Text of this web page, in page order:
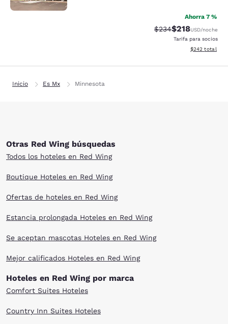
Ahorra 7 %
Precio tachado:
$234Precio con
$218USD/noche
Tarifa para socios
Ver detalles
$242 total
Inicio Es Mx Minnesota
Otras Red Wing búsquedas
Todos los hoteles en Red Wing
Boutique Hoteles en Red Wing
Ofertas de hoteles en Red Wing
Estancia prolongada Hoteles en Red Wing
Se aceptan mascotas Hoteles en Red Wing
Mejor calificados Hoteles en Red Wing
Hoteles en Red Wing por marca
Comfort Suites Hoteles
Country Inn Suites Hoteles